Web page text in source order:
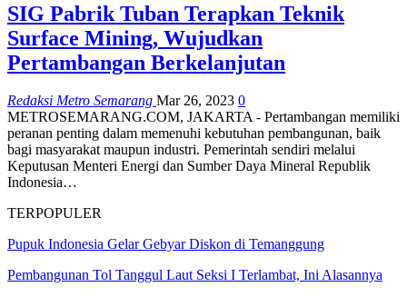
SIG Pabrik Tuban Terapkan Teknik
Surface Mining, Wujudkan
Pertambangan Berkelanjutan
Redaksi Metro Semarang Mar 26, 2023 0
METROSEMARANG.COM, JAKARTA - Pertambangan memiliki
peranan penting dalam memenuhi kebutuhan pembangunan, baik
bagi masyarakat maupun industri. Pemerintah sendiri melalui
Keputusan Menteri Energi dan Sumber Daya Mineral Republik
Indonesia…
TERPOPULER
Pupuk Indonesia Gelar Gebyar Diskon di Temanggung
Pembangunan Tol Tanggul Laut Seksi I Terlambat, Ini Alasannya